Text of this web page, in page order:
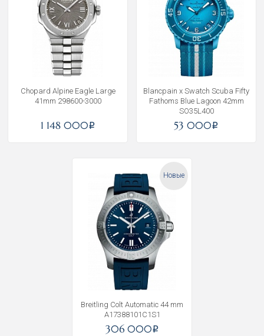
Chopard Alpine Eagle Large
41mm 298600-3000
1 148 000i
Blancpain x Swatch Scuba Fifty
Fathoms Blue Lagoon 42mm
SO35L400
53 000i
Новые
Breitling Colt Automatic 44 mm
A17388101C1S1
306 000i
Получать на почту